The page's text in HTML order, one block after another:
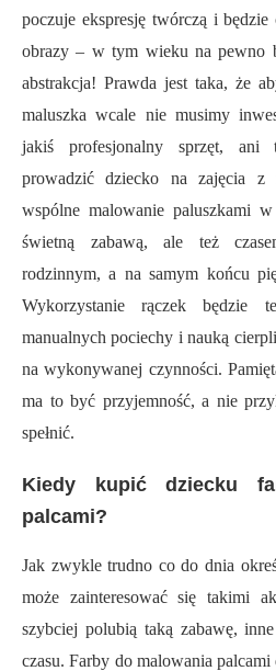
poczuje ekspresję twórczą i
obrazy – w tym wieku na pewno
abstrakcja! Prawda jest taka, że
maluszka wcale nie musimy
jakiś profesjonalny sprzęt, ani
prowadzić dziecko na zajęcia
wspólne malowanie paluszkami
świetną zabawą, ale też
rodzinnym, a na samym końcu
Wykorzystanie rączek będzie
manualnych pociechy i nauką
na wykonywanej czynności.
ma to być przyjemność, a nie
spełnić.
Kiedy kupić dziecku
palcami?
Jak zwykle trudno co do dnia
może zainteresować się takimi
szybciej polubią taką zabawę,
czasu. Farby do malowania